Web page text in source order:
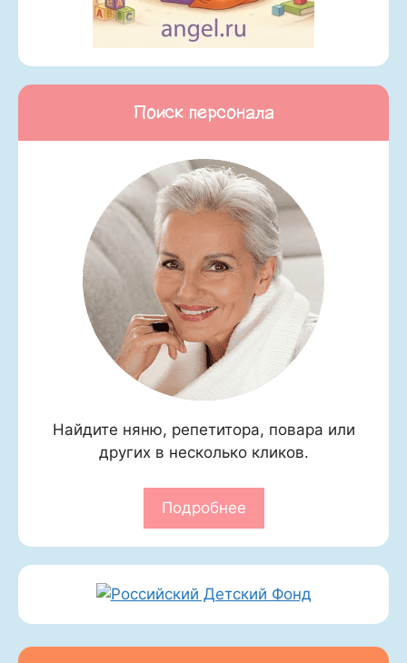
Поиск персонала
Найдите няню, репетитора, повара или
других в несколько кликов.
Подробнее